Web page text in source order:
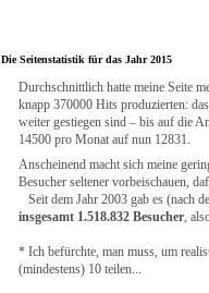
Die Seitenstatistik für das Jahr 2015
Durchschnittlich hatte meine Seite
knapp 370000 Hits produzierten:
weiter gestiegen sind – bis auf die
14500 pro Monat auf nun 12831.
Anscheinend macht sich meine
Besucher seltener vorbeischauen,
Seit dem Jahr 2003 gab es (nach
insgesamt 1.518.832 Besucher,
* Ich befürchte, man muss, um
(mindestens) 10 teilen...